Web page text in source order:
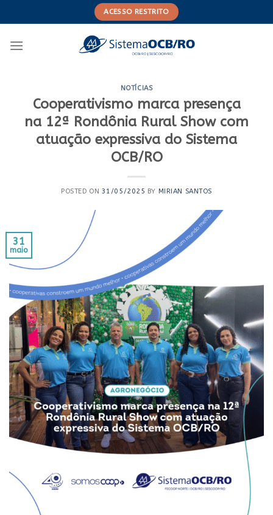
to
ACESSO RESTRITO
NOTÍCIAS
Cooperativismo marca presença
na 12ª Rondônia Rural Show com
atuação expressiva do Sistema
OCB/RO
POSTED ON 31/05/2025 BY MIRIAN SANTOS
31
maio